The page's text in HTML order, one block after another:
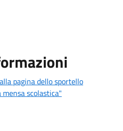
pagina dello sportello
scolastica"